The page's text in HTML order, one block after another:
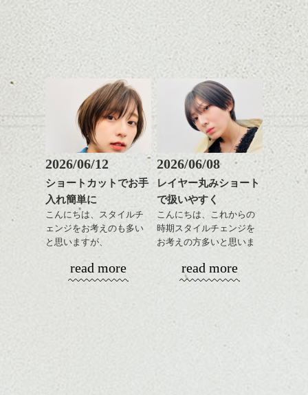
で良いですよ。
あご下のラインでやや長
さを残したボブは雰囲気
も出しやすくていろいろ
おすすめですね。
前髪もやや重めにカット
してラインを強調するの
もこれからは良い感じで
す、
目元が引き締まった印象
に。
せてくれる効果もあり、
いろんなシーンに雰囲気
をだしやすくスタイリン
グも簡単で良いので朝の
時短にも◎
そんなショートカット。
軽めの前髪で透け感を演
出できるので、
この時期とてもおすすめ
ですよ。
ラーで全体にツヤと透明
2026/06/12
ショートカットでお手
入れ簡単に
こんにちは、スタイルチ
ェンジをお考えのも多い
と思いますが、
丸みショートでタイトに
演出したスタイルもこれ
からの季節とてもおすす
read more
2026/06/08
レイヤー丸みショート
で扱いやすく
こんにちは、これからの
時期スタイルチェンジを
お考えの方多いと思いま
コンパクトなフォルムが
いろんなシーンに雰囲気
read more